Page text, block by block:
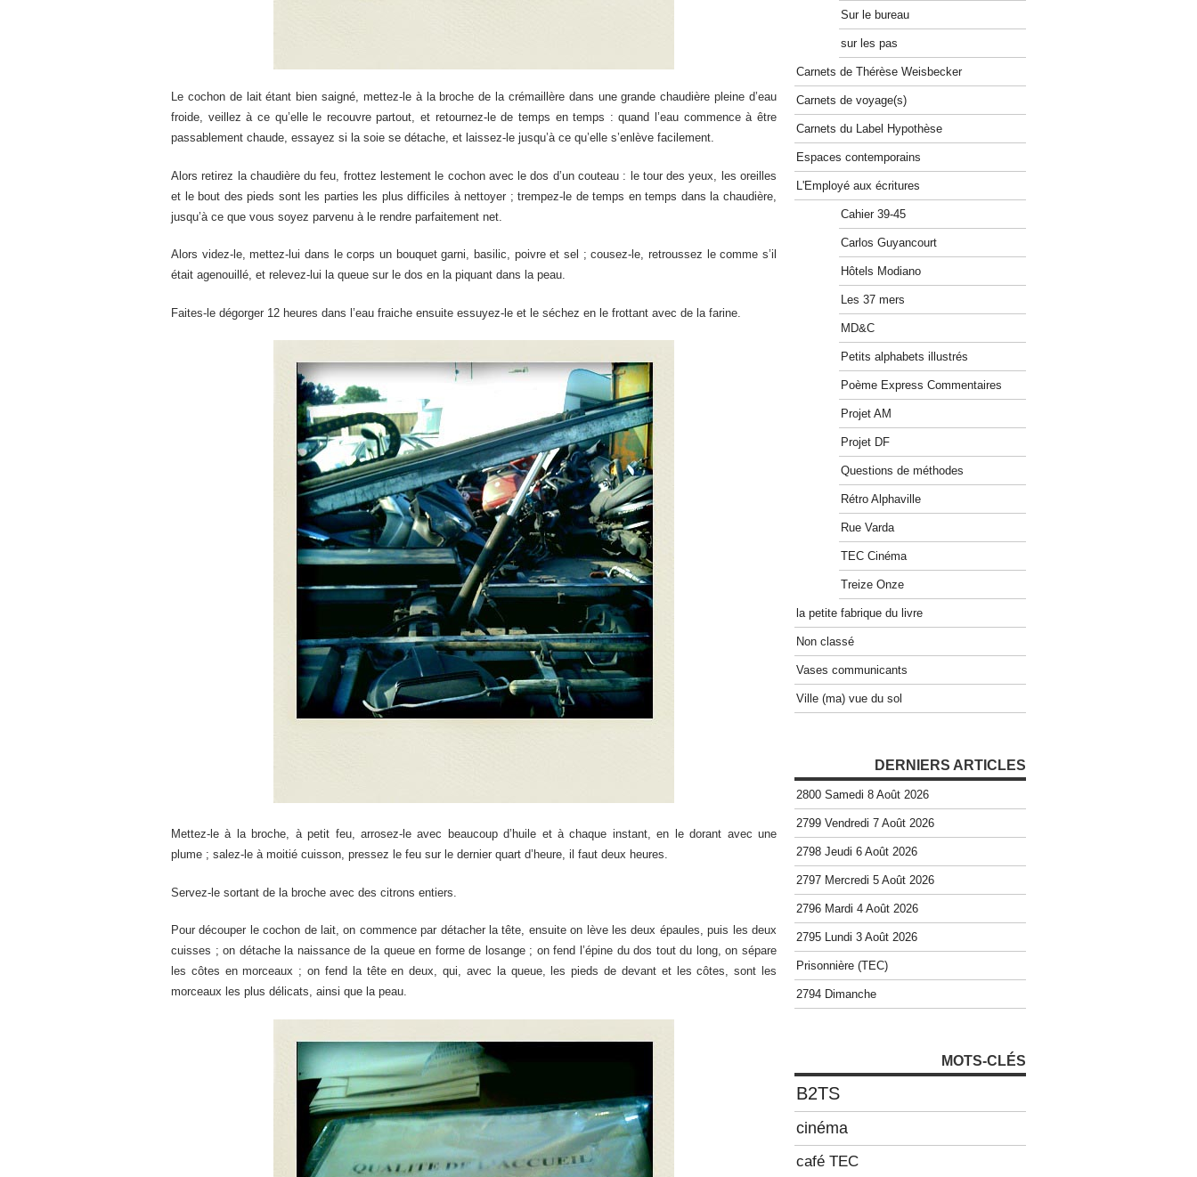
Le cochon de lait étant bien saigné, mettez-le à la broche de la crémaillère dans une grande chaudière pleine d’eau
froide, veillez à ce qu’elle le recouvre partout, et retournez-le de temps en temps : quand l’eau commence à être
passablement chaude, essayez si la soie se détache, et laissez-le jusqu’à ce qu’elle s’enlève facilement.
Alors retirez la chaudière du feu, frottez lestement le cochon avec le dos d’un couteau : le tour des yeux, les oreilles
et le bout des pieds sont les parties les plus difficiles à nettoyer ; trempez-le de temps en temps dans la chaudière,
jusqu’à ce que vous soyez parvenu à le rendre parfaitement net.
Alors videz-le, mettez-lui dans le corps un bouquet garni, basilic, poivre et sel ; cousez-le, retroussez le comme s’il
était agenouillé, et relevez-lui la queue sur le dos en la piquant dans la peau.
Faites-le dégorger 12 heures dans l’eau fraiche ensuite essuyez-le et le séchez en le frottant avec de la farine.
Mettez-le à la broche, à petit feu, arrosez-le avec beaucoup d’huile et à chaque instant, en le dorant avec une
plume ; salez-le à moitié cuisson, pressez le feu sur le dernier quart d’heure, il faut deux heures.
Servez-le sortant de la broche avec des citrons entiers.
Pour découper le cochon de lait, on commence par détacher la tête, ensuite on lève les deux épaules, puis les deux
cuisses ; on détache la naissance de la queue en forme de losange ; on fend l’épine du dos tout du long, on sépare
les côtes en morceaux ; on fend la tête en deux, qui, avec la queue, les pieds de devant et les côtes, sont les
morceaux les plus délicats, ainsi que la peau.
Sur le bureau
sur les pas
Carnets de Thérèse Weisbecker
Carnets de voyage(s)
Carnets du Label Hypothèse
Espaces contemporains
L'Employé aux écritures
Cahier 39-45
Carlos Guyancourt
Hôtels Modiano
Les 37 mers
MD&C
Petits alphabets illustrés
Poème Express Commentaires
Projet AM
Projet DF
Questions de méthodes
Rétro Alphaville
Rue Varda
TEC Cinéma
Treize Onze
la petite fabrique du livre
Non classé
Vases communicants
Ville (ma) vue du sol
DERNIERS ARTICLES
2800 Samedi 8 Août 2026
2799 Vendredi 7 Août 2026
2798 Jeudi 6 Août 2026
2797 Mercredi 5 Août 2026
2796 Mardi 4 Août 2026
2795 Lundi 3 Août 2026
Prisonnière (TEC)
2794 Dimanche
MOTS-CLÉS
B2TS
cinéma
café TEC